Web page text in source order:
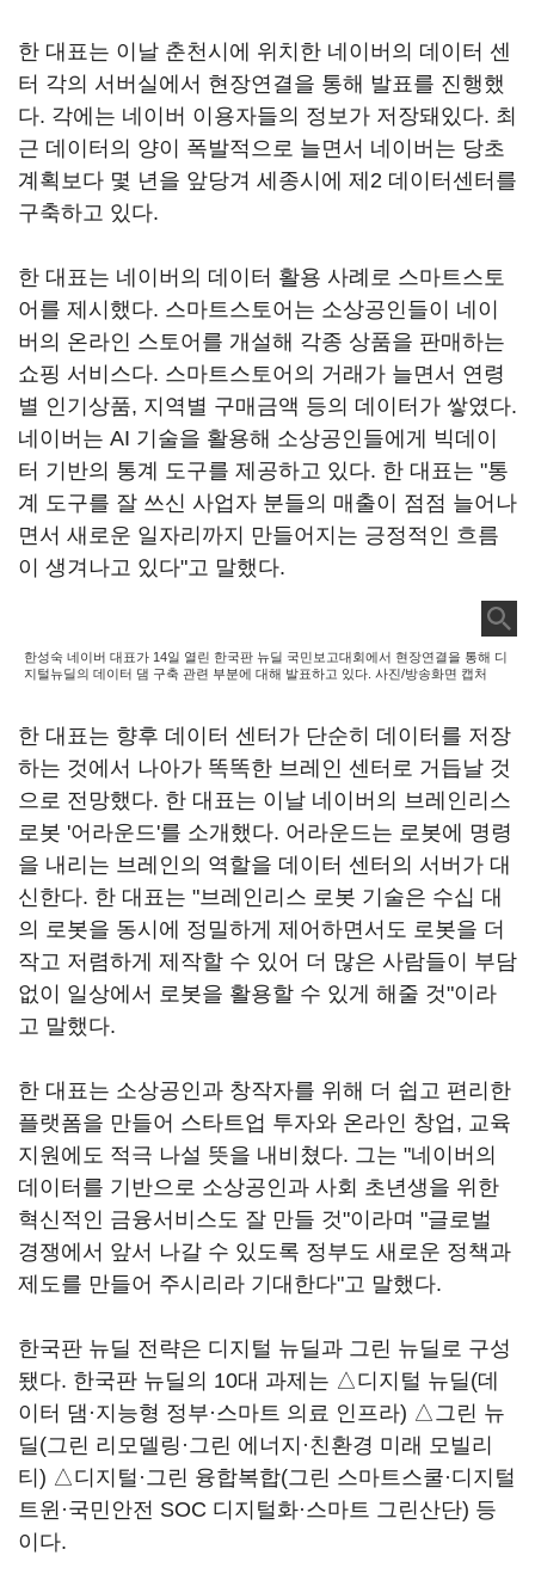
한 대표는 이날 춘천시에 위치한 네이버의 데이터 센
터 각의 서버실에서 현장연결을 통해 발표를 진행했
다. 각에는 네이버 이용자들의 정보가 저장돼있다. 최
근 데이터의 양이 폭발적으로 늘면서 네이버는 당초
계획보다 몇 년을 앞당겨 세종시에 제2 데이터센터를
구축하고 있다.
한 대표는 네이버의 데이터 활용 사례로 스마트스토
어를 제시했다. 스마트스토어는 소상공인들이 네이
버의 온라인 스토어를 개설해 각종 상품을 판매하는
쇼핑 서비스다. 스마트스토어의 거래가 늘면서 연령
별 인기상품, 지역별 구매금액 등의 데이터가 쌓였다.
네이버는 AI 기술을 활용해 소상공인들에게 빅데이
터 기반의 통계 도구를 제공하고 있다. 한 대표는 "통
계 도구를 잘 쓰신 사업자 분들의 매출이 점점 늘어나
면서 새로운 일자리까지 만들어지는 긍정적인 흐름
이 생겨나고 있다"고 말했다.
한성숙 네이버 대표가 14일 열린 한국판 뉴딜 국민보고대회에서 현장연결을 통해 디
지털뉴딜의 데이터 댐 구축 관련 부분에 대해 발표하고 있다. 사진/방송화면 캡처
한 대표는 향후 데이터 센터가 단순히 데이터를 저장
하는 것에서 나아가 똑똑한 브레인 센터로 거듭날 것
으로 전망했다. 한 대표는 이날 네이버의 브레인리스
로봇 '어라운드'를 소개했다. 어라운드는 로봇에 명령
을 내리는 브레인의 역할을 데이터 센터의 서버가 대
신한다. 한 대표는 "브레인리스 로봇 기술은 수십 대
의 로봇을 동시에 정밀하게 제어하면서도 로봇을 더
작고 저렴하게 제작할 수 있어 더 많은 사람들이 부담
없이 일상에서 로봇을 활용할 수 있게 해줄 것"이라
고 말했다.
한 대표는 소상공인과 창작자를 위해 더 쉽고 편리한
플랫폼을 만들어 스타트업 투자와 온라인 창업, 교육
지원에도 적극 나설 뜻을 내비쳤다. 그는 "네이버의
데이터를 기반으로 소상공인과 사회 초년생을 위한
혁신적인 금융서비스도 잘 만들 것"이라며 "글로벌
경쟁에서 앞서 나갈 수 있도록 정부도 새로운 정책과
제도를 만들어 주시리라 기대한다"고 말했다.
한국판 뉴딜 전략은 디지털 뉴딜과 그린 뉴딜로 구성
됐다. 한국판 뉴딜의 10대 과제는 △디지털 뉴딜(데
이터 댐·지능형 정부·스마트 의료 인프라) △그린 뉴
딜(그린 리모델링·그린 에너지·친환경 미래 모빌리
티) △디지털·그린 융합복합(그린 스마트스쿨·디지털
트윈·국민안전 SOC 디지털화·스마트 그린산단) 등
이다.